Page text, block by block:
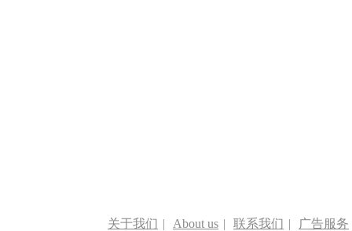
关于我们 | About us | 联系我们 | 广告服务